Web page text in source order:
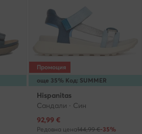
още 35% Код: SUMMER
Промоция
Hispanitas
Сандали · Син
Актуална цена
92,99 €
Редовна цена144,99 €-35%